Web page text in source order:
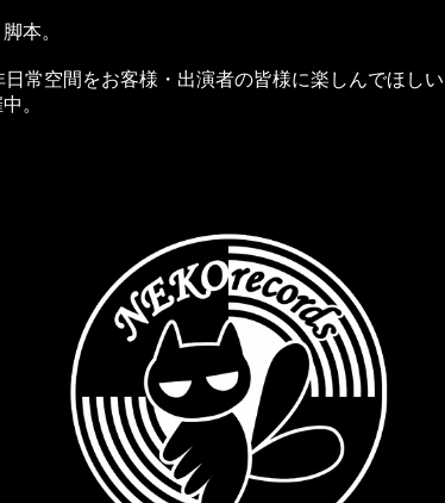
本。
常空間をお客様・出演者の皆様に楽しんでほし
。